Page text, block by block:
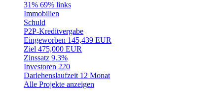
31% 69% links
Immobilien
Schuld
P2P-Kreditvergabe
Eingeworben 145,439 EUR
Ziel 475,000 EUR
Zinssatz 9.3%
Investoren 220
Darlehenslaufzeit 12 Monat
Alle Projekte anzeigen